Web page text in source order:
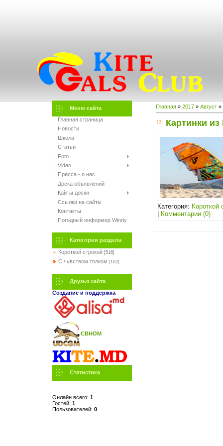
Меню сайта
Главная страница
Новости
Школа
Статьи
Foto
Video
Пресса - о нас
Доска объявлений
Кайты доски
Ссылки на сайты
Контакты
Погодный информер Windy
Категории раздела
Короткой строкой [516]
C чувством толком [162]
Друзья сайта
Создание и поддержка
СВНОМ
Статистика
Онлайн всего: 1
Гостей: 1
Пользователей: 0
Главная» 2017 » Август »
Картинки из
Категория: Короткой
Комментарии (0)